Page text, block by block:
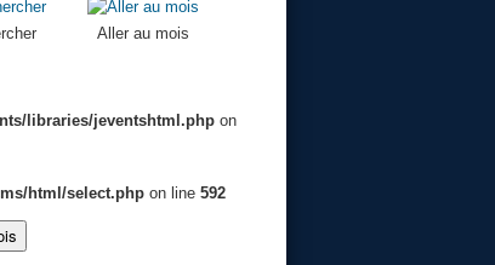
Aller au mois
libraries/jeventshtml.phpon
html/select.php on line592